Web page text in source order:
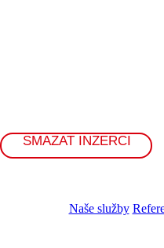
SMAZAT INZERCI
Naše služby